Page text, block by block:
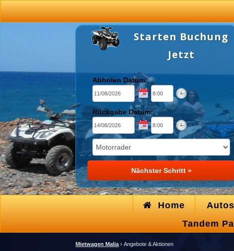
Starten Buchung
Jetzt
Abholen Datum:
Rückgabe Datum:
Home Autos
Tandem
Mietwagen Malia › Angebote & Aktionen